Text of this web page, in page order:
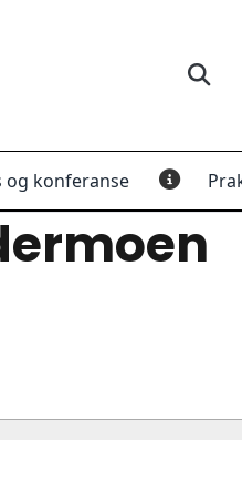
og konferanse